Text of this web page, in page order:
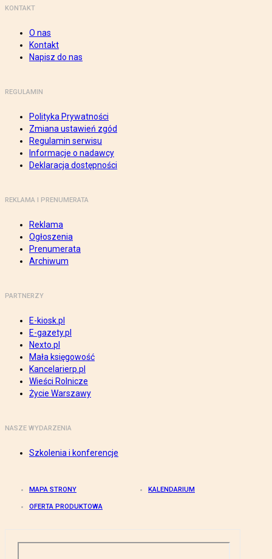
KONTAKT
O nas
Kontakt
Napisz do nas
REGULAMIN
Polityka Prywatności
Zmiana ustawień zgód
Regulamin serwisu
Informacje o nadawcy
Deklaracja dostępności
REKLAMA I PRENUMERATA
Reklama
Ogłoszenia
Prenumerata
Archiwum
PARTNERZY
E-kiosk.pl
E-gazety.pl
Nexto.pl
Mała księgowość
Kancelarierp.pl
Wieści Rolnicze
Życie Warszawy
NASZE WYDARZENIA
Szkolenia i konferencje
MAPA STRONY KALENDARIUM
OFERTA PRODUKTOWA